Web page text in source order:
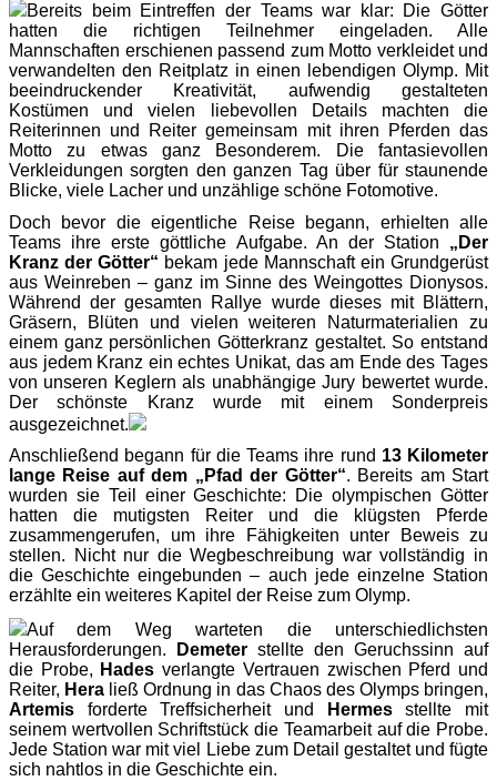
Bereits beim Eintreffen der Teams war klar: Die Götter
hatten die richtigen Teilnehmer eingeladen. Alle
Mannschaften erschienen passend zum Motto verkleidet und
verwandelten den Reitplatz in einen lebendigen Olymp. Mit
beeindruckender Kreativität, aufwendig gestalteten
Kostümen und vielen liebevollen Details machten die
Reiterinnen und Reiter gemeinsam mit ihren Pferden das
Motto zu etwas ganz Besonderem. Die fantasievollen
Verkleidungen sorgten den ganzen Tag über für staunende
Blicke, viele Lacher und unzählige schöne Fotomotive.
Doch bevor die eigentliche Reise begann, erhielten alle
Teams ihre erste göttliche Aufgabe. An der Station „Der
Kranz der Götter“ bekam jede Mannschaft ein Grundgerüst
aus Weinreben – ganz im Sinne des Weingottes Dionysos.
Während der gesamten Rallye wurde dieses mit Blättern,
Gräsern, Blüten und vielen weiteren Naturmaterialien zu
einem ganz persönlichen Götterkranz gestaltet. So entstand
aus jedem Kranz ein echtes Unikat, das am Ende des Tages
von unseren Keglern als unabhängige Jury bewertet wurde.
Der schönste Kranz wurde mit einem Sonderpreis
ausgezeichnet.
Anschließend begann für die Teams ihre rund 13 Kilometer
lange Reise auf dem „Pfad der Götter“. Bereits am Start
wurden sie Teil einer Geschichte: Die olympischen Götter
hatten die mutigsten Reiter und die klügsten Pferde
zusammengerufen, um ihre Fähigkeiten unter Beweis zu
stellen. Nicht nur die Wegbeschreibung war vollständig in
die Geschichte eingebunden – auch jede einzelne Station
erzählte ein weiteres Kapitel der Reise zum Olymp.
Auf dem Weg warteten die unterschiedlichsten
Herausforderungen.
Demeter stellte den Geruchssinn auf
die Probe, Hades verlangte Vertrauen zwischen Pferd und
Reiter, Hera ließ Ordnung in das Chaos des Olymps bringen,
Artemis forderte Treffsicherheit und Hermesstellte mit
seinem wertvollen Schriftstück die Teamarbeit auf die Probe.
Jede Station war mit viel Liebe zum Detail gestaltet und fügte
sich nahtlos in die Geschichte ein.